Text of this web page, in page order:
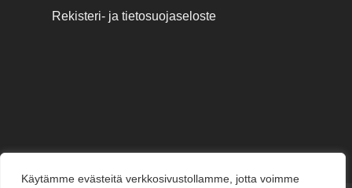
Käytämme evästeitä verkkosivustollamme, jotta voimme
Rekisteri- ja tietosuojaseloste